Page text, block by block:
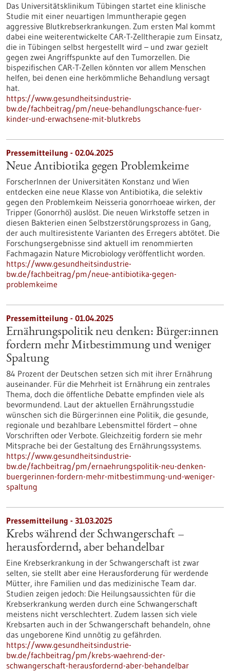
Das Universitätsklinikum Tübingen startet eine klinische
Studie mit einer neuartigen Immuntherapie gegen
aggressive Blutkrebserkrankungen. Zum ersten Mal kommt
dabei eine weiterentwickelte CAR-T-Zelltherapie zum Einsatz,
die in Tübingen selbst hergestellt wird – und zwar gezielt
gegen zwei Angriffspunkte auf den Tumorzellen. Die
bispezifischen CAR-T-Zellen könnten vor allem Menschen
helfen, bei denen eine herkömmliche Behandlung versagt
hat.
https://www.gesundheitsindustrie-
bw.de/fachbeitrag/pm/neue-behandlungschance-fuer-
kinder-und-erwachsene-mit-blutkrebs
Pressemitteilung - 02.04.2025
Neue Antibiotika gegen Problemkeime
ForscherInnen der Universitäten Konstanz und Wien
entdecken eine neue Klasse von Antibiotika, die selektiv
gegen den Problemkeim Neisseria gonorrhoeae wirken, der
Tripper (Gonorrhö) auslöst. Die neuen Wirkstoffe setzen in
diesen Bakterien einen Selbstzerstörungsprozess in Gang,
der auch multiresistente Varianten des Erregers abtötet. Die
Forschungsergebnisse sind aktuell im renommierten
Fachmagazin Nature Microbiology veröffentlicht worden.
https://www.gesundheitsindustrie-
bw.de/fachbeitrag/pm/neue-antibiotika-gegen-
problemkeime
Pressemitteilung - 01.04.2025
Ernährungspolitik neu denken: Bürger:innen
fordern mehr Mitbestimmung und weniger
Spaltung
84 Prozent der Deutschen setzen sich mit ihrer Ernährung
auseinander. Für die Mehrheit ist Ernährung ein zentrales
Thema, doch die öffentliche Debatte empfinden viele als
bevormundend. Laut der aktuellen Ernährungsstudie
wünschen sich die Bürger:innen eine Politik, die gesunde,
regionale und bezahlbare Lebensmittel fördert – ohne
Vorschriften oder Verbote. Gleichzeitig fordern sie mehr
Mitsprache bei der Gestaltung des Ernährungssystems.
https://www.gesundheitsindustrie-
bw.de/fachbeitrag/pm/ernaehrungspolitik-neu-denken-
buergerinnen-fordern-mehr-mitbestimmung-und-weniger-
spaltung
Pressemitteilung - 31.03.2025
Krebs während der Schwangerschaft –
herausfordernd, aber behandelbar
Eine Krebserkrankung in der Schwangerschaft ist zwar
selten, sie stellt aber eine Herausforderung für werdende
Mütter, ihre Familien und das medizinische Team dar.
Studien zeigen jedoch: Die Heilungsaussichten für die
Krebserkrankung werden durch eine Schwangerschaft
meistens nicht verschlechtert. Zudem lassen sich viele
Krebsarten auch in der Schwangerschaft behandeln, ohne
das ungeborene Kind unnötig zu gefährden.
https://www.gesundheitsindustrie-
bw.de/fachbeitrag/pm/krebs-waehrend-der-
schwangerschaft-herausfordernd-aber-behandelbar